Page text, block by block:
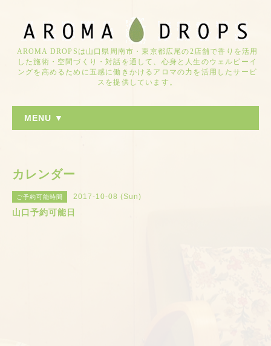
AROMA DROPSは山口県周南市・東京都広尾の2店舗で香りを活用
した施術・空間づくり・対話を通して、心身と人生のウェルビーイ
ングを高めるために五感に働きかけるアロマの力を活用したサービ
スを提供しています。
MENU ▼
カレンダー
ご予約可能時間 2017-10-08 (Sun)
山口予約可能日